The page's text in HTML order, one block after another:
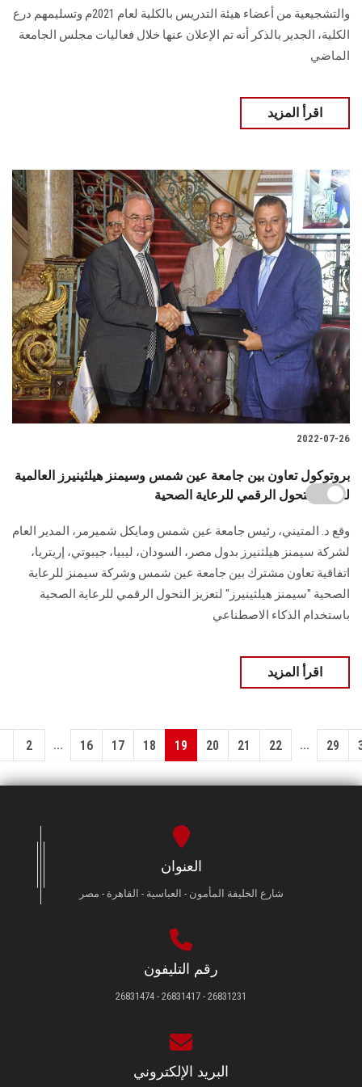
والتشجيعية من أعضاء هيئة التدريس بالكلية لعام 2021م وتسليمهم درع
الكلية، الجدير بالذكر أنه تم الإعلان عنها خلال فعاليات مجلس الجامعة
الماضي
اقرأ المزيد
2022-07-26
بروتوكول تعاون بين جامعة عين شمس وسيمنز هيلثينيرز العالمية
لتعزيز التحول الرقمي للرعاية الصحية
وقع د. المتيني، رئيس جامعة عين شمس ومايكل شميرمر، المدير العام
لشركة سيمنز هيلثنيرز بدول مصر، السودان، ليبيا، جيبوتي، إريتريا،
اتفاقية تعاون مشترك بين جامعة عين شمس وشركة سيمنز للرعاية
الصحية "سيمنز هيلثينيرز" لتعزيز التحول الرقمي للرعاية الصحية
باستخدام الذكاء الاصطناعي
اقرأ المزيد
2 ... 16 17 18 19 20 21 22 ... 29
العنوان
شارع الخليفة المأمون - العباسية - القاهرة - مصر
رقم التليفون
26831231 - 26831417 - 26831474
البريد الإلكتروني